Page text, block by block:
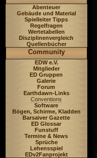
Abenteuer
Gebäude und Material
Spielleiter Tipps
Regelfragen
Wertetabellen
Disziplinenvergleich
Quellenbücher
Community
EDW e.V.
Mitglieder
ED Gruppen
Galerie
Forum
Earthdawn-Links
Conventions
Software
Bögen, Schirme, Kladden
Barsaiver Gazette
ED Glossar
Funstuff
Termine & News
Sprüche
Lehensspiel
EDv2Fanprojekt